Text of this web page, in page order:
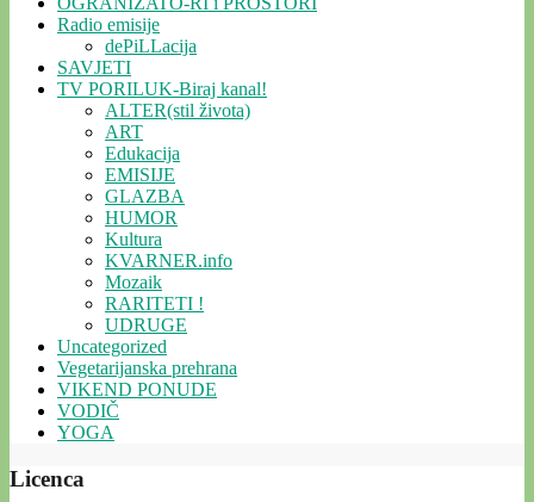
Radio emisije
dePiLLacija
SAVJETI
TV PORILUK-Biraj kanal!
ALTER(stil života)
ART
Edukacija
EMISIJE
GLAZBA
HUMOR
Kultura
KVARNER.info
Mozaik
RARITETI !
UDRUGE
Uncategorized
Vegetarijanska prehrana
VIKEND PONUDE
VODIČ
YOGA
Licenca